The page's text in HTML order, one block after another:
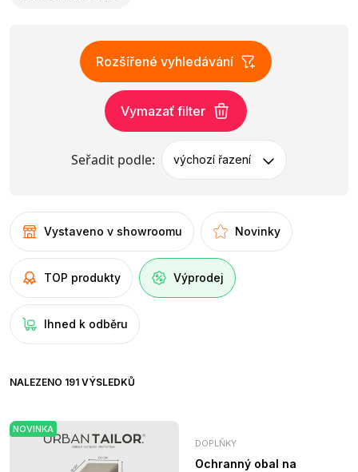
Rozšířené vyhledávání
Vymazať filter
Seřadit podle: výchozí řazení
Vystaveno v showroomu Novinky
TOP produkty Výprodej
Ihned k odběru
NALEZENO 191 VÝSLEDKŮ
NOVINKA
DOPLŇKY
Ochranný obal na